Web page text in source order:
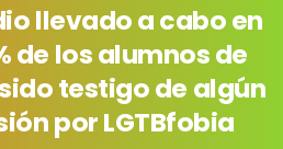
llevadoacaboen
de losalumnosde
testigode algún
porLGTBfobia